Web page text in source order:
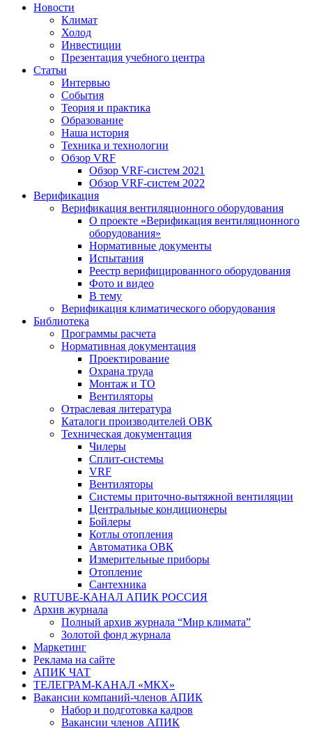
Новости
Климат
Холод
Инвестиции
Презентация учебного центра
Статьи
Интервью
События
Теория и практика
Образование
Наша история
Техника и технологии
Обзор VRF
Обзор VRF-систем 2021
Обзор VRF-систем 2022
Верификация
Верификация вентиляционного оборудования
О проекте «Верификация вентиляционного
оборудования»
Нормативные документы
Испытания
Реестр верифицированного оборудования
Фото и видео
В тему
Верификация климатического оборудования
Библиотека
Программы расчета
Нормативная документация
Проектирование
Охрана труда
Монтаж и ТО
Вентиляторы
Отраслевая литература
Каталоги производителей ОВК
Техническая документация
Чилеры
Сплит-системы
VRF
Вентиляторы
Системы приточно-вытяжной вентиляции
Центральные кондиционеры
Бойлеры
Котлы отопления
Автоматика ОВК
Измерительные приборы
Отопление
Сантехника
RUTUBE-КАНАЛ АПИК РОССИЯ
Архив журнала
Полный архив журнала “Мир климата”
Золотой фонд журнала
Маркетинг
Реклама на сайте
АПИК ЧАТ
ТЕЛЕГРАМ-КАНАЛ «МКХ»
Вакансии компаний-членов АПИК
Набор и подготовка кадров
Вакансии членов АПИК